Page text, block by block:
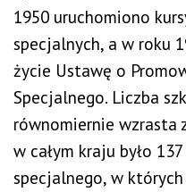
1950 uruchomiono
specjalnych, a w roku
życie Ustawę o
Specjalnego. Liczba
równomiernie wzrasta
w całym kraju było
specjalnego, w których